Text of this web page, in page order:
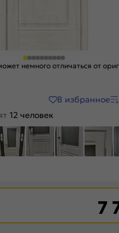
немного отличаться от
В избранное
12 человек
7